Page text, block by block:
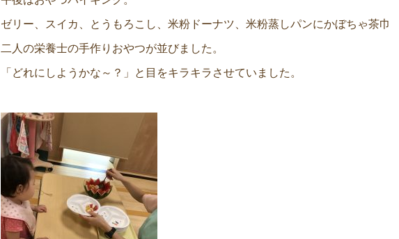
ゼリー、スイカ、とうもろこし、米粉ドーナツ、米粉蒸しパンにかぼちゃ茶巾
二人の栄養士の手作りおやつが並びました。
「どれにしようかな～？」と目をキラキラさせていました。